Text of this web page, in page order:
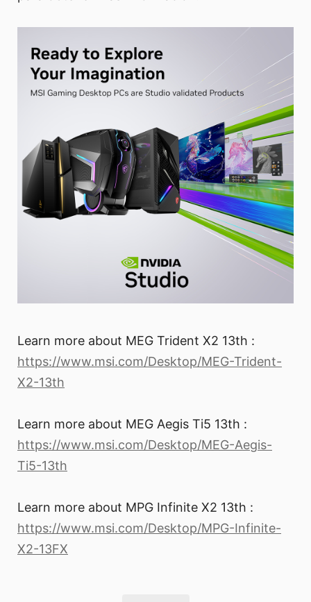
Learn more about MEG Trident X2 13th :
https://www.msi.com/Desktop/MEG-Trident-
X2-13th
Learn more about MEG Aegis Ti5 13th :
https://www.msi.com/Desktop/MEG-Aegis-
Ti5-13th
Learn more about MPG Infinite X2 13th :
https://www.msi.com/Desktop/MPG-Infinite-
X2-13FX